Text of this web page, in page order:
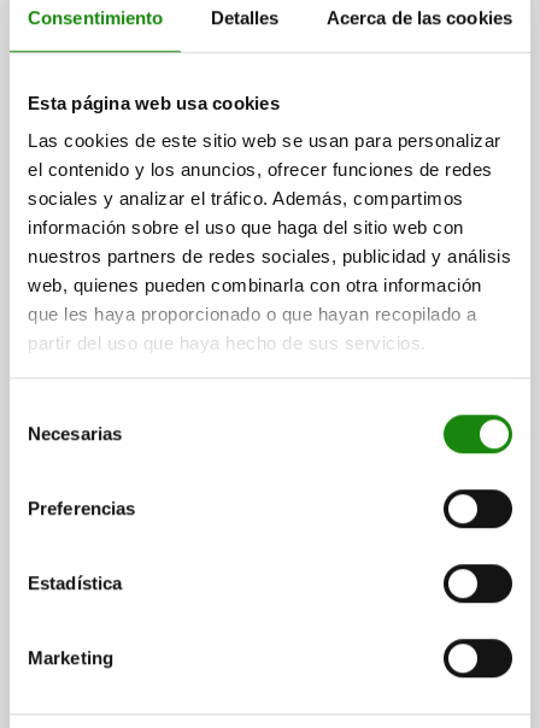
Consentimiento Detalles Acerca de las cookies
Esta página web usa cookies
Las cookies de este sitio web se usan para personalizar
el contenido y los anuncios, ofrecer funciones de redes
sociales y analizar el tráfico. Además, compartimos
información sobre el uso que haga del sitio web con
nuestros partners de redes sociales, publicidad y análisis
web, quienes pueden combinarla con otra información
que les haya proporcionado o que hayan recopilado a
partir del uso que haya hecho de sus servicios.
Necesarias
Preferencias
Estadística
Marketing
SEGURIDAD, PIE HORIZONTAL F1=2200, HUSILLO DE
OXIDADA, COMP:POLIAMIDA VERDE
FUERZA DE SUJECIÓN F4 N=2800
CONFIGURACIÓN DE AGUJEROS=3
ÁNGULO DE APERTURA DEL BRAZO DE SUJECIÓN=90°
ÁNGULO DE APERTURA DE LA EMPUÑADURA=71°
FUERZA MANUAL FH N=250 FUERZA DE RETENCIÓN F1 N=2200
FUERZA DE RETENCIÓN F2 N=4500 A=41,5 A1=59 A2=8,5
B=43 B1=59 B2=26 B3=19 B4=39 B5=3,5 B6=56,5 C=40
D=8,8 H=94,8 H1=88 L=286 L1=103,9
Referencia:05900-010102
más IVA.
más gastos de envío
DETALLES
05900
DISP.SUJ. RÁPIDA HORIZONTAL CON BLOQUEO DE